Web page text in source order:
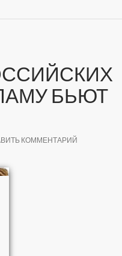
БЬЮТ
КОММЕНТАРИЙ